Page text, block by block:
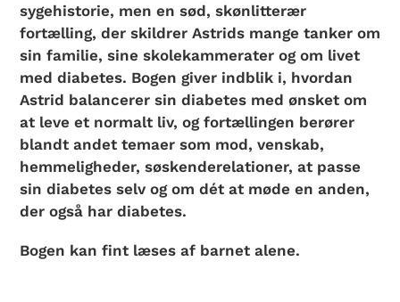
sygehistorie, men en sød, skønlitterær
fortælling, der skildrer Astrids mange tanker om
sin familie, sine skolekammerater og om livet
med diabetes. Bogen giver indblik i, hvordan
Astrid balancerer sin diabetes med ønsket om
at leve et normalt liv, og fortællingen berører
blandt andet temaer som mod, venskab,
hemmeligheder, søskenderelationer, at passe
sin diabetes selv og om dét at møde en anden,
der også har diabetes.
Bogen kan fint læses af barnet alene.